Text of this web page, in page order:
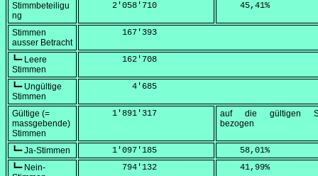
Stimmbeteiligu
ng
      2'058'710
    45,41
%
Stimmen
ausser Betracht
        167'393
┗━ Leere
Stimmen
        162'708
┗━ Ungültige
Stimmen
          4'685
Gültige (=
massgebende)
Stimmen
      1'891'317
auf die gültigen
bezogen
┗━ Ja-Stimmen
      1'097'185
    58,01
%
┗━ Nein-
        794'132
    41,99
%